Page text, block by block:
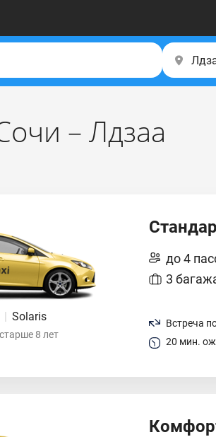
– Лдзаа
| Solaris
8 лет
до 4
3
Встреча
20 мин.